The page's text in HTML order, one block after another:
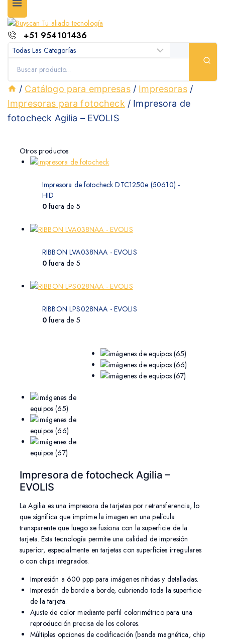
+51 954101436
/ Catálogo para empresas / Impresoras /
Impresoras para fotocheck / Impresora de
fotocheck Agilia – EVOLIS
Otros productos
Impresora de fotocheck DTC1250e (50610) -
HID
0 fuera de 5
RIBBON LVA038NAA - EVOLIS
0 fuera de 5
RIBBON LPS028NAA - EVOLIS
0 fuera de 5
Impresora de fotocheck Agilia –
EVOLIS
La Agilia es una impresora de tarjetas por retransferencia, lo
que significa que imprime la imagen en una película
transparente que luego se fusiona con la superficie de la
tarjeta. Esta tecnología permite una calidad de impresión
superior, especialmente en tarjetas con superficies irregulares
o con chips integrados.
Impresión a 600 ppp para imágenes nítidas y detalladas.
Impresión de borde a borde, cubriendo toda la superficie
de la tarjeta.
Ajuste de color mediante perfil colorimétrico para una
reproducción precisa de los colores.
Múltiples opciones de codificación (banda magnética, chip